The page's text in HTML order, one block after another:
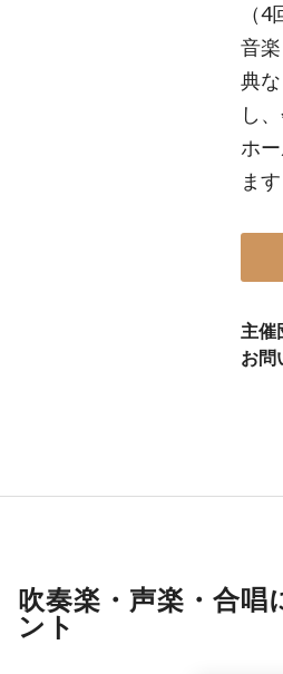
（
音
典
し
ホ
ま
主催
お問
吹奏楽・声楽・合唱
ント